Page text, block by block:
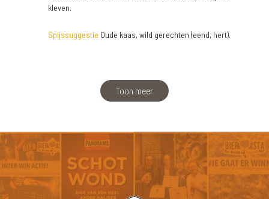
kleven.
Spijssuggestie Oude kaas, wild gerechten (eend, hert).
Toon meer